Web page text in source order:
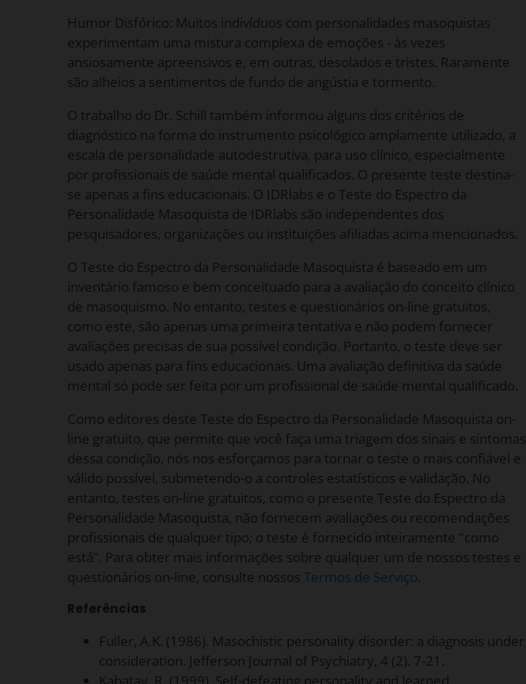
Humor Disfórico: Muitos indivíduos com personalidades masoquistas
experimentam uma mistura complexa de emoções - às vezes
ansiosamente apreensivos e, em outras, desolados e tristes. Raramente
são alheios a sentimentos de fundo de angústia e tormento.
O trabalho do Dr. Schill também informou alguns dos critérios de
diagnóstico na forma do instrumento psicológico amplamente utilizado, a
escala de personalidade autodestrutiva, para uso clínico, especialmente
por profissionais de saúde mental qualificados. O presente teste destina-
se apenas a fins educacionais. O IDRlabs e o Teste do Espectro da
Personalidade Masoquista de IDRlabs são independentes dos
pesquisadores, organizações ou instituições afiliadas acima mencionados.
O Teste do Espectro da Personalidade Masoquista é baseado em um
inventário famoso e bem conceituado para a avaliação do conceito clínico
de masoquismo. No entanto, testes e questionários on-line gratuitos,
como este, são apenas uma primeira tentativa e não podem fornecer
avaliações precisas de sua possível condição. Portanto, o teste deve ser
usado apenas para fins educacionais. Uma avaliação definitiva da saúde
mental só pode ser feita por um profissional de saúde mental qualificado.
Como editores deste Teste do Espectro da Personalidade Masoquista on-
line gratuito, que permite que você faça uma triagem dos sinais e sintomas
dessa condição, nós nos esforçamos para tornar o teste o mais confiável e
válido possível, submetendo-o a controles estatísticos e validação. No
entanto, testes on-line gratuitos, como o presente Teste do Espectro da
Personalidade Masoquista, não fornecem avaliações ou recomendações
profissionais de qualquer tipo; o teste é fornecido inteiramente "como
está". Para obter mais informações sobre qualquer um de nossos testes e
questionários on-line, consulte nossos Termos de Serviço.
Referências
Fuller, A.K. (1986). Masochistic personality disorder: a diagnosis under
consideration. Jefferson Journal of Psychiatry, 4 (2). 7-21.